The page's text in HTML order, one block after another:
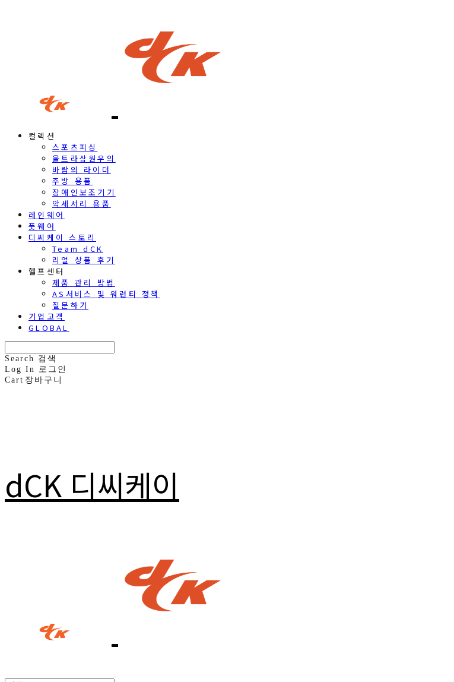
컬렉션
스포츠피싱
울트라삼원우의
바람의 라이더
주방 용품
장애인보조기기
악세서리 용품
레인웨어
풋웨어
디씨케이 스토리
Team dCK
리얼 상품 후기
헬프센터
제품 관리 방법
AS서비스 및 워런티 정책
질문하기
기업고객
GLOBAL
Search 검색
Log In 로그인
Cart 장바구니
dCK 디씨케이